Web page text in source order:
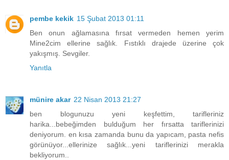
pembe kekik 15 Şubat 2013 01:11
Ben onun ağlamasına fırsat vermeden hemen yerim
Mine2cim ellerine sağlık. Fıstıklı drajede üzerine çok
yakışmış. Sevgiler.
Yanıtla
münire akar 22 Nisan 2013 21:27
ben blogunuzu yeni keşfettim, tarifleriniz
harika...bebeğimden bulduğum her fırsatta tariflerinizi
deniyorum. en kısa zamanda bunu da yapıcam, pasta nefis
görünüyor...ellerinize sağlık...yeni tariflerinizi merakla
bekliyorum..